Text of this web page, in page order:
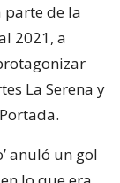
parte de la
2021, a
La Serena y
anuló un gol